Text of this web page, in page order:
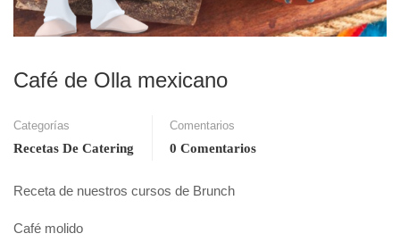
Café de Olla mexicano
Categorías
Recetas De Catering
Comentarios
0 Comentarios
Receta de nuestros cursos de Brunch
Café molido